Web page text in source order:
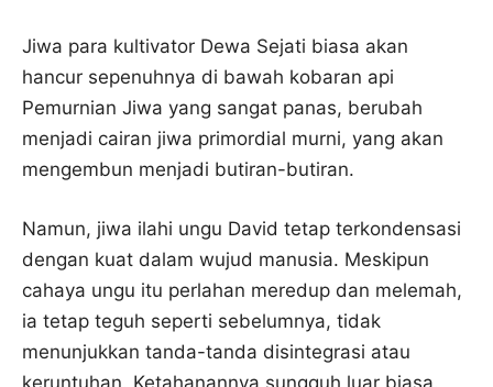
Jiwa para kultivator Dewa Sejati biasa akan
hancur sepenuhnya di bawah kobaran api
Pemurnian Jiwa yang sangat panas, berubah
menjadi cairan jiwa primordial murni, yang akan
mengembun menjadi butiran-butiran.
Namun, jiwa ilahi ungu David tetap terkondensasi
dengan kuat dalam wujud manusia. Meskipun
cahaya ungu itu perlahan meredup dan melemah,
ia tetap teguh seperti sebelumnya, tidak
menunjukkan tanda-tanda disintegrasi atau
keruntuhan. Ketahanannya sungguh luar biasa.